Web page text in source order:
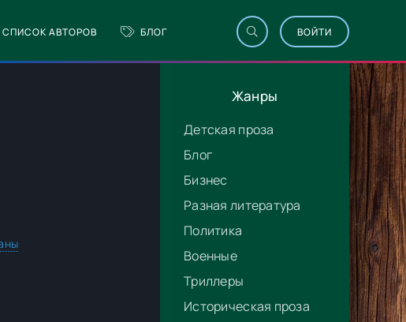
СПИСОК АВТОРОВ БЛОГ ВОЙТИ
Жанры
Детская проза
Блог
Бизнес
Разная литература
Политика
Военные
Триллеры
Историческая проза